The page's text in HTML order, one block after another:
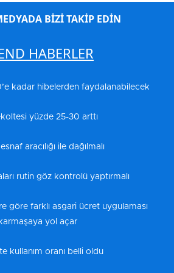
BİZİ TAKİP EDİN
HABERLER
kadar hibelerden faydalanabilecek
yüzde 25-30 arttı
aracılığı ile dağılmalı
rutin göz kontrolü yaptırmalı
göre farklı asgari ücret uygulaması
karmaşaya yol açar
kullanım oranı belli oldu